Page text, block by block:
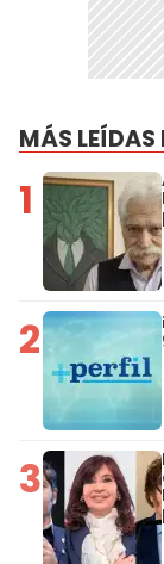
MÁS LEÍDAS
1
2
3